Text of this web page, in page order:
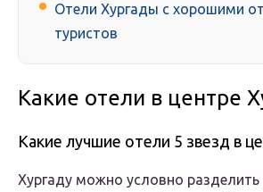
Отели Хургады с хорошими
туристов
Какие отели в центре
Какие лучшие отели 5 звезд в
Хургаду можно условно разделить